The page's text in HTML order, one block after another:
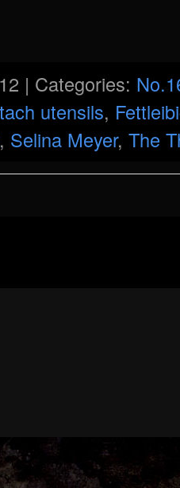
| Categories:
utensils,
, Selina Meyer, The